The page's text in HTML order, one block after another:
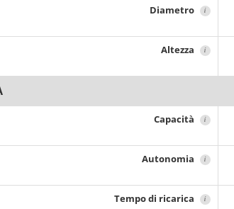
Diametro i
Altezza i
Capacità i
Autonomia i
Tempo di ricarica i